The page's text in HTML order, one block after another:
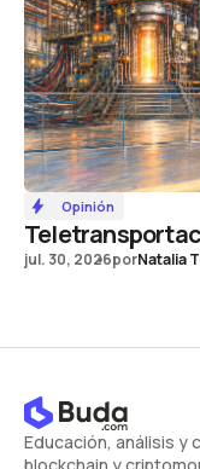
Opinión
jul. 30, 2026porNatalia
Educación, análisis y
blockchain y